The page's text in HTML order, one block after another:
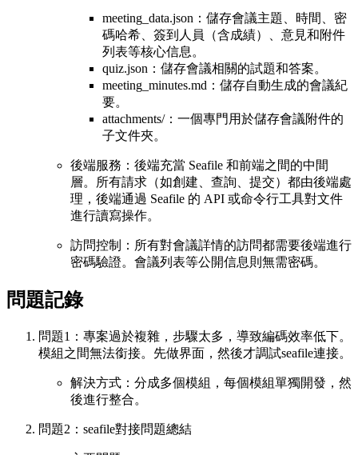
meeting_data.json：儲存會議主題、時間、密
碼哈希、簽到人員（含成績）、意見和附件
列表等核心信息。
quiz.json：儲存會議相關的試題和答案。
meeting_minutes.md：儲存自動生成的會議紀
要。
attachments/：一個專門用於儲存會議附件的
子文件夾。
後端服務：後端充當 Seafile 和前端之間的中間
層。所有請求（如創建、查詢、提交）都由後端處
理，後端通過 Seafile 的 API 或命令行工具對文件
進行讀寫操作。
訪問控制：所有對會議詳情的訪問都需要後端進行
密碼驗證。會議列表等公開信息則無需密碼。
問題記錄
問題1：專案過於複雜，步驟太多，導致編碼效率低下。
模組之間無法銜接。先做界面，然後才調試seafile連接。
解決方式：分成多個模組，每個模組單獨開發，然
後進行整合。
問題2：seafile對接問題總結